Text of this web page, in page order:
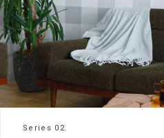
Series 02.